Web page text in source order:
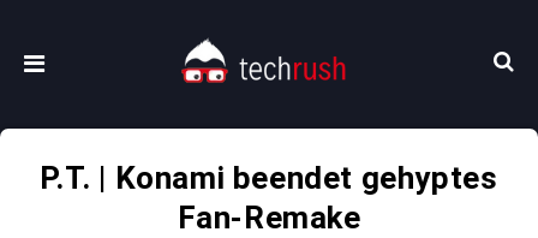
P.T. | Konami beendet gehyptes
Fan-Remake